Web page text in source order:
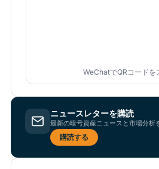
WeChatでQRコードを
ニュースレターを購読
最新の暗号資産ニュースと市場分析
購読する